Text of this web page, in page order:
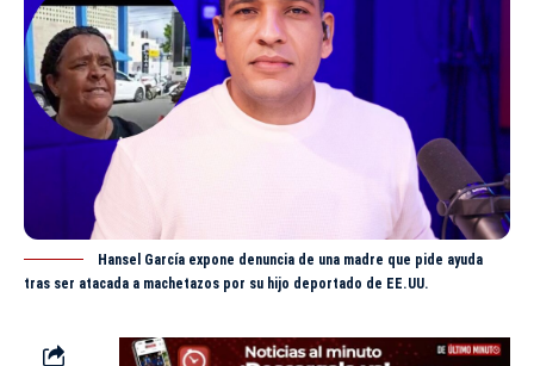
Hansel García expone denuncia de una madre que pide ayuda
tras ser atacada a machetazos por su hijo deportado de EE.UU.